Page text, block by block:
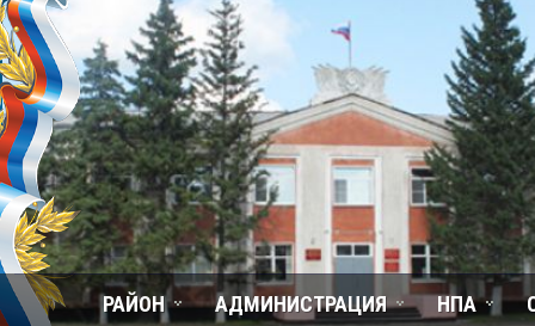
РАЙОН АДМИНИСТРАЦИЯ НПА